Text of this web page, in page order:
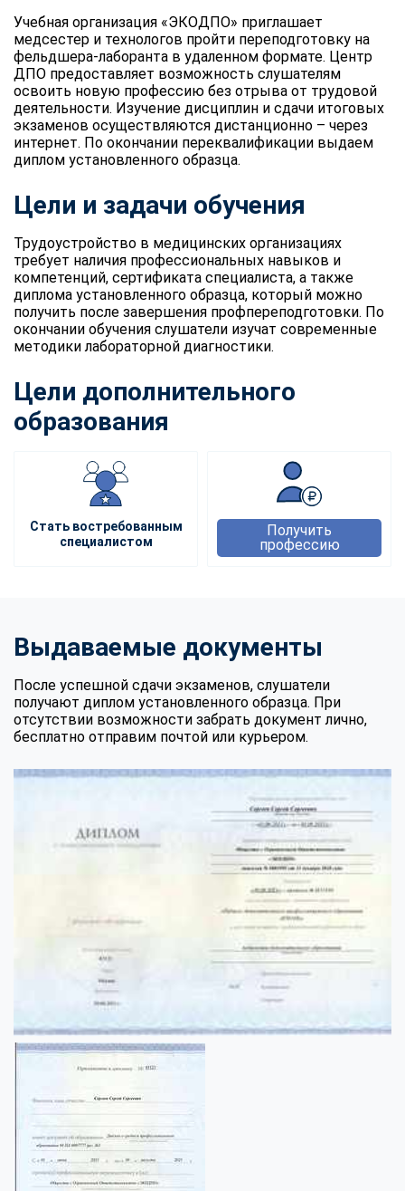
Учебная организация «ЭКОДПО» приглашает
медсестер и технологов пройти переподготовку на
фельдшера-лаборанта в удаленном формате. Центр
ДПО предоставляет возможность слушателям
освоить новую профессию без отрыва от трудовой
деятельности. Изучение дисциплин и сдачи итоговых
экзаменов осуществляются дистанционно – через
интернет. По окончании переквалификации выдаем
диплом установленного образца.
Цели и задачи обучения
Трудоустройство в медицинских организациях
требует наличия профессиональных навыков и
компетенций, сертификата специалиста, а также
диплома установленного образца, который можно
получить после завершения профпереподготовки. По
окончании обучения слушатели изучат современные
методики лабораторной диагностики.
Цели дополнительного
образования
Стать востребованным
специалистом
Получить
профессию
Выдаваемые документы
После успешной сдачи экзаменов, слушатели
получают диплом установленного образца. При
отсутствии возможности забрать документ лично,
бесплатно отправим почтой или курьером.